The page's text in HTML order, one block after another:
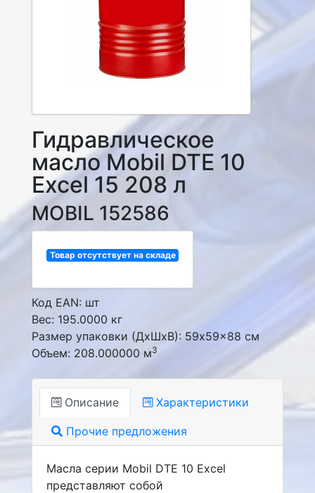
Гидравлическое
масло Mobil DTE 10
Excel 15 208 л
MOBIL 152586
Товар отсутствует на складе
Код EAN: шт
Вес: 195.0000 кг
Размер упаковки (ДxШxВ): 59x59x88 см
Объем: 208.000000 м3
Описание Характеристики
Прочие предложения
Масла серии Mobil DTE 10 Excel
представляют собой